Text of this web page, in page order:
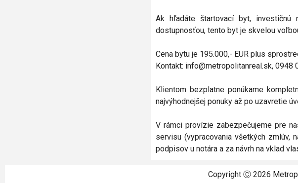
Ak hľadáte štartovací byt, investičnú
dostupnosťou, tento byt je skvelou
Cena bytu je 195.000,- EUR plus
Kontakt: info@metropolitanreal.sk, 0948
Klientom bezplatne ponúkame
najvýhodnejšej ponuky až po uzavretie
V rámci provízie zabezpečujeme pre
servisu (vypracovania všetkých zmlúv,
podpisov u notára a za návrh na vklad
Copyright Ⓒ 2026